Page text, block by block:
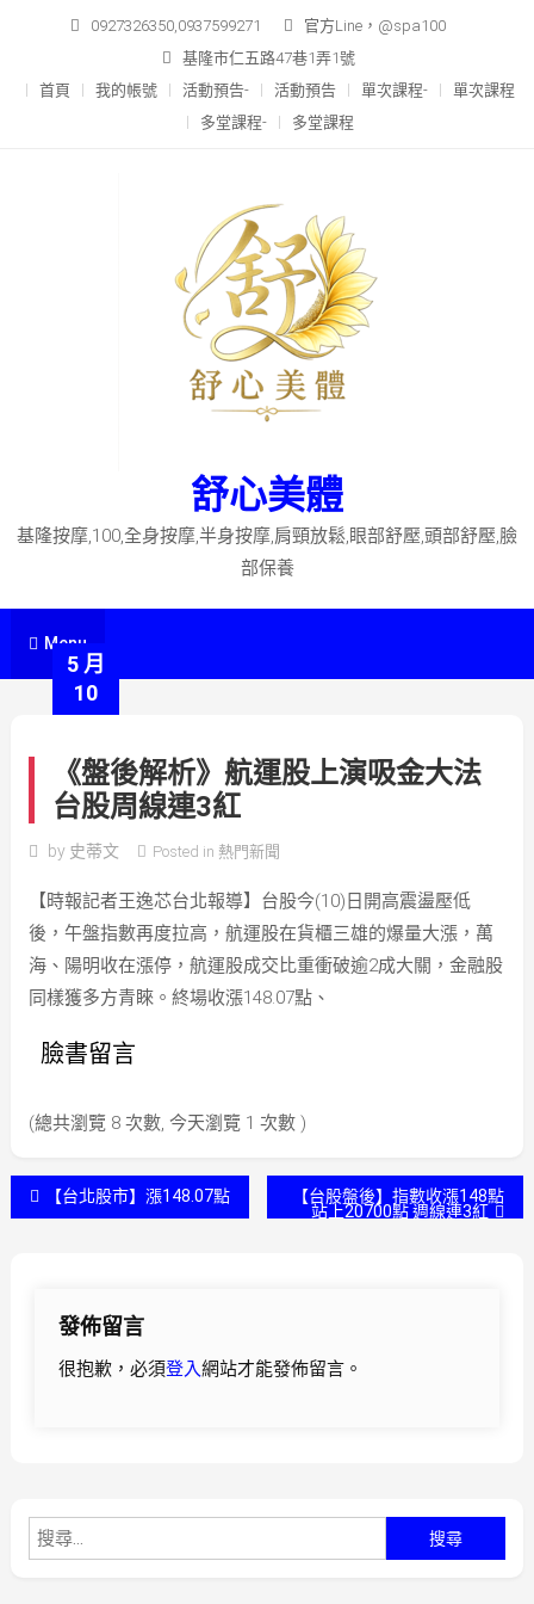
content
0927326350,0937599271
官方Line，@spa100
基隆市仁五路47巷1弄1號
首頁
我的帳號 活動預告- 活動預告 單次課程-
單次課程
多堂課程-
多堂課程
舒心美體
基隆按摩,100,全身按摩,半身按摩,肩頸放鬆,眼部舒壓,頭部舒壓,臉
部保養
Menu
5 月
10
《盤後解析》航運股上演吸金大法
台股周線連3紅
by 史蒂文 Posted in 熱門新聞
【時報記者王逸芯台北報導】台股今(10)日開高震盪壓低
後，午盤指數再度拉高，航運股在貨櫃三雄的爆量大漲，萬
海、陽明收在漲停，航運股成交比重衝破逾2成大關，金融股
同樣獲多方青睞。終場收漲148.07點、
臉書留言
(總共瀏覽 8 次數, 今天瀏覽 1 次數 )
文
【台北股市】漲148.07點
【台股盤後】指數收漲148點
站上20700點 週線連3紅
發佈留言
很抱歉，必須登入網站才能發佈留言。
尋